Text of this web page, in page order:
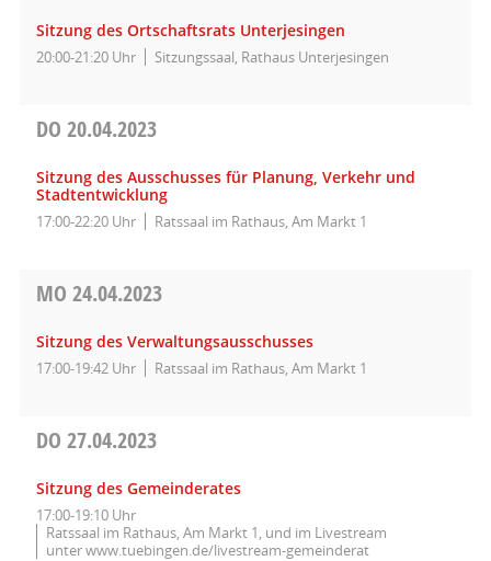
Sitzung des Ortschaftsrats Unterjesingen
20:00-21:20 Uhr Sitzungssaal, Rathaus Unterjesingen
DO 20.04.2023
Sitzung des Ausschusses für Planung, Verkehr und
Stadtentwicklung
17:00-22:20 Uhr Ratssaal im Rathaus, Am Markt 1
MO 24.04.2023
Sitzung des Verwaltungsausschusses
17:00-19:42 Uhr Ratssaal im Rathaus, Am Markt 1
DO 27.04.2023
Sitzung des Gemeinderates
17:00-19:10 Uhr
Ratssaal im Rathaus, Am Markt 1, und im Livestream
unter www.tuebingen.de/livestream-gemeinderat